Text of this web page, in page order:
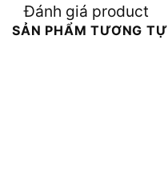
Đánh giá product
SẢN PHẨM TƯƠNG TỰ